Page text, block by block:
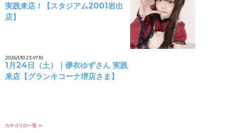
実践来店！【スタジアム2001岩出
店】
2026/1/10 23:47:10
1月24日（土）｜儚衣ゆずさん 実践
来店【グランキコーナ堺店さま】
カテゴリの一覧 ≫